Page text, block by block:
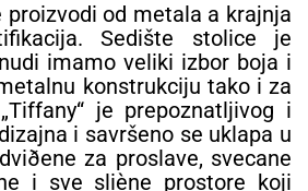
od metala a krajnja
Sedište stolice je
imamo veliki izbor boja i
konstrukciju tako i za
je prepoznatljivog i
i savršeno se uklapa u
za proslave, svecane
i sve sliène prostore koji